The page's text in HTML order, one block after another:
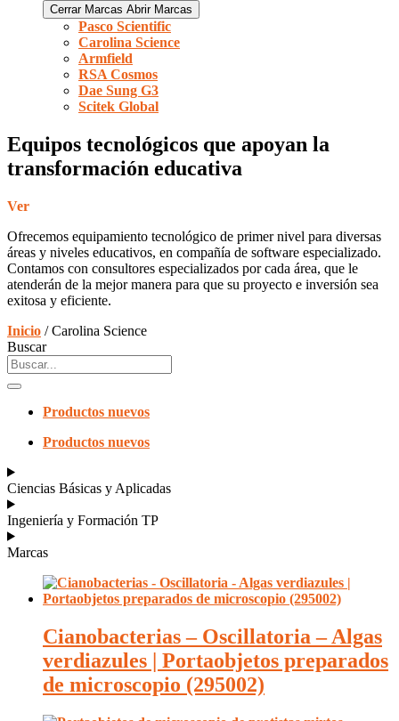
Cerrar Marcas Abrir Marcas
Pasco Scientific
Carolina Science
Armfield
RSA Cosmos
Dae Sung G3
Scitek Global
Equipos tecnológicos que apoyan la
transformación educativa
Ver
Ofrecemos equipamiento tecnológico de primer nivel para diversas
áreas y niveles educativos, en compañía de software especializado.
Contamos con consultores especializados por cada área, que le
atenderán de la mejor manera para que su proyecto e inversión sea
exitosa y eficiente.
Inicio / Carolina Science
Buscar
Productos nuevos
Productos nuevos
Ciencias Básicas y Aplicadas
Ingeniería y Formación TP
Marcas
Cianobacterias – Oscillatoria – Algas
verdiazules | Portaobjetos preparados
de microscopio (295002)